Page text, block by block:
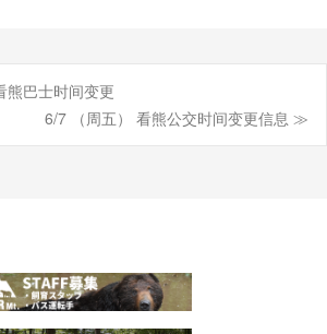
巴士时间变更
6/7 （周五） 看熊公交时间变更信息 ≫